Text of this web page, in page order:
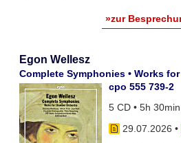
»zur
Egon Wellesz
Complete Symphonies • Works
cpo 555 739-2
5 CD • 5h
29.07.2026 •